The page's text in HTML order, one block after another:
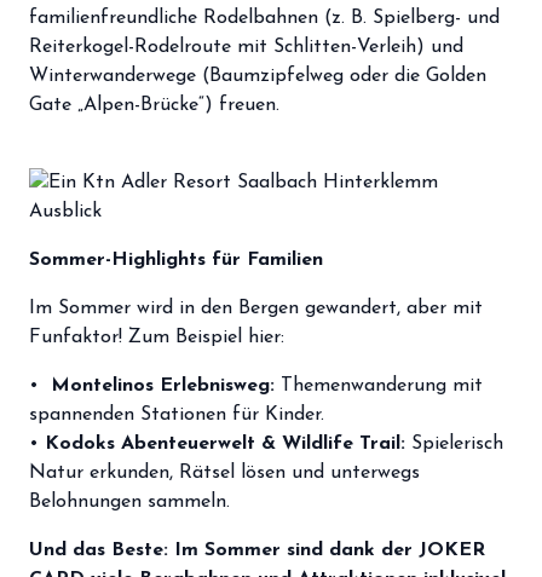
familienfreundliche Rodelbahnen (z. B. Spielberg- und
Reiterkogel-Rodelroute mit Schlitten-Verleih) und
Winterwanderwege (Baumzipfelweg oder die Golden
Gate „Alpen-Brücke“) freuen.
Sommer-Highlights für Familien
Im Sommer wird in den Bergen gewandert, aber mit
Funfaktor! Zum Beispiel hier:
• Montelinos Erlebnisweg: Themenwanderung mit
spannenden Stationen für Kinder.
•
Kodoks Abenteuerwelt & Wildlife Trail: Spielerisch
Natur erkunden, Rätsel lösen und unterwegs
Belohnungen sammeln.
Und das Beste: Im Sommer sind dank der JOKER